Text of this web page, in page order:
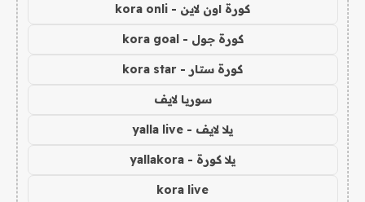
كورة اون لاين - kora onli
كورة جول - kora goal
كورة ستار - kora star
سوريا لايف
يلا لايف - yalla live
يلا كورة - yallakora
kora live